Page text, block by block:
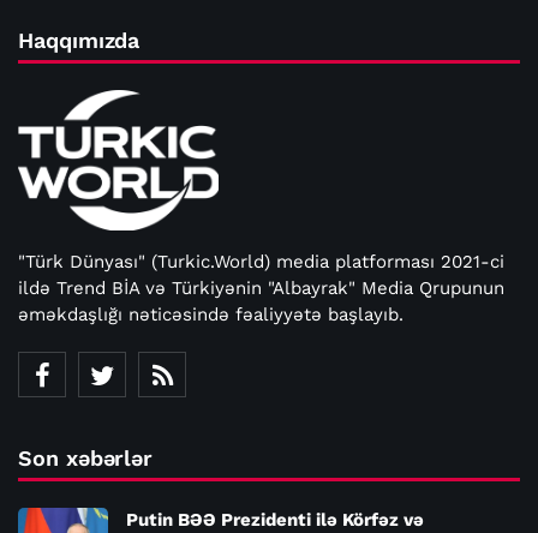
Haqqımızda
"Türk Dünyası" (Turkic.World) media platforması 2021-ci
ildə Trend BİA və Türkiyənin "Albayrak" Media Qrupunun
əməkdaşlığı nəticəsində fəaliyyətə başlayıb.
Son xəbərlər
Putin BƏƏ Prezidenti ilə Körfəz və